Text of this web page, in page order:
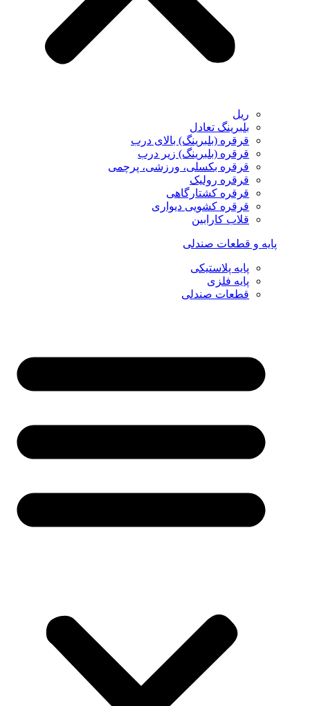
ریل
بلبرینگ تعادل
قرقره (بلبرینگ) بالای درب
قرقره (بلبرینگ) زیر درب
قرقره بکسلی، ورزشی، پرچمی
قرقره رولیک
قرقره کشتارگاهی
قرقره کشویی دیواری
قلاب کارابین
پایه و قطعات صندلی
پایه پلاستیکی
پایه فلزی
قطعات صندلی